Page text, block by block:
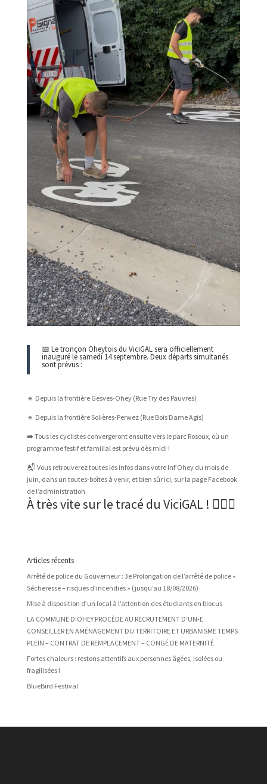
📅 Le tronçon Oheytois du ViciGAL sera officiellement
inauguré le samedi 14 septembre. Deux départs simultanés
sont prévus :
🔹 Depuis la frontière Gesves-Ohey (Rue Try des Pauvres)
🔹 Depuis la frontière Solières-Perwez (Rue Bois Dame Agis)
➡️ Tous les cyclistes convergeront ensuite vers le parc Rosoux, où un
programme festif et familial est prévu dès midi !
📬 Vous retrouverez toutes les infos dans votre Inf’Ohey du mois de
juin, dans un toutes-boîtes à venir, et bien sûr ici, sur la page Facebook
de l’administration.
À très vite sur le tracé du ViciGAL ! 🚴‍♀️✨
Articles récents
Arrêté de police du Gouverneur : 3e Prolongation de l’arrêté de police «
Sécheresse – risques d’incendies » (jusqu’au 18/08/2026)
Mise à disposition d’un local à l’attention des étudiants en blocus
LA COMMUNE D’OHEY PROCÈDE AU RECRUTEMENT D’UN-E
CONSEILLER EN AMÉNAGEMENT DU TERRITOIRE ET URBANISME TEMPS
PLEIN – CONTRAT DE REMPLACEMENT – CONGÉ DE MATERNITÉ
Fortes chaleurs : restons attentifs aux personnes âgées, isolées ou
fragilisées !
BlueBird Festival